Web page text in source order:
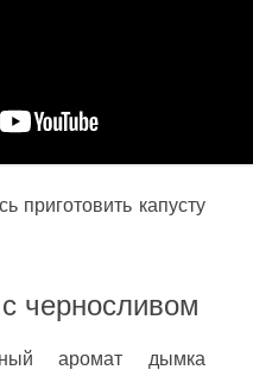
приготовить капусту
черносливом
аромат дымка